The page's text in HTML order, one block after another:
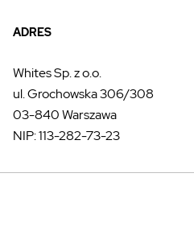
ADRES
Whites Sp. z o.o.
ul. Grochowska 306/308
03-840 Warszawa
NIP: 113-282-73-23